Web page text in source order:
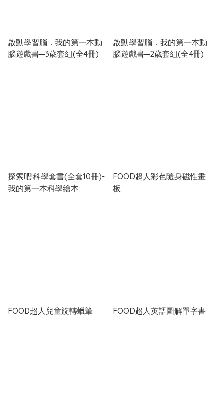
啟動學習腦．我的第一本動
腦遊戲書─3歲套組(全4冊)
啟動學習腦．我的第一本動
腦遊戲書─2歲套組(全4冊)
探索吧!科學套書(全套10冊)-
我的第一本科學繪本
FOOD超人彩色隨身磁性畫
板
FOOD超人兒童旋轉蠟筆 FOOD超人英語圖解單字書